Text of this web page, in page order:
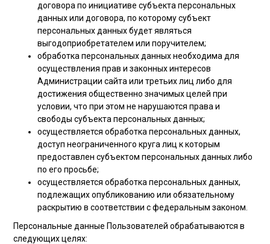
договора по инициативе субъекта персональных
данных или договора, по которому субъект
персональных данных будет являться
выгодоприобретателем или поручителем;
обработка персональных данных необходима для
осуществления прав и законных интересов
Администрации сайта или третьих лиц либо для
достижения общественно значимых целей при
условии, что при этом не нарушаются права и
свободы субъекта персональных данных;
осуществляется обработка персональных данных,
доступ неограниченного круга лиц к которым
предоставлен субъектом персональных данных либо
по его просьбе;
осуществляется обработка персональных данных,
подлежащих опубликованию или обязательному
раскрытию в соответствии с федеральным законом.
Персональные данные Пользователей обрабатываются в
следующих целях: